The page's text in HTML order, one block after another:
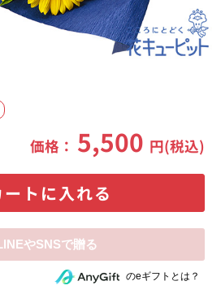
価格： 5,500 円(税込)
ートに入れる
い相手にeギフトで贈るのeギフトとは？